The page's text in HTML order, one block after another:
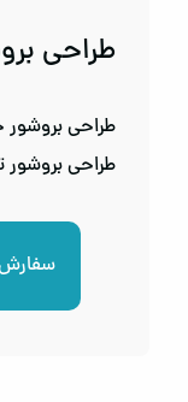
طراحی
طراحی بروشور
طراحی بروشور
سفارش